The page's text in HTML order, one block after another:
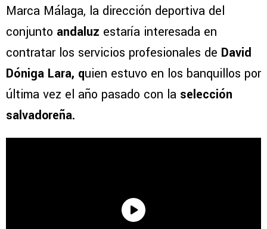
Marca Málaga, la dirección deportiva del
conjunto andaluz estaría interesada en
contratar los servicios profesionales de David
Dóniga Lara, quien estuvo en los banquillos por
última vez el año pasado con la selección
salvadoreña.